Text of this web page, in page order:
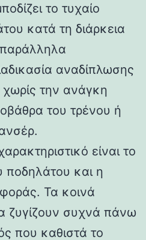
το τυχαίο
κατά τη διάρκεια
αναδίπλωσης
χωρίς την ανάγκη
του τρένου ή
είναι το
ποδηλάτου και η
Τα κοινά
ζυγίζουν συχνά πάνω
που καθιστά το